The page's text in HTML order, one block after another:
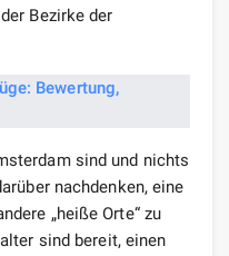
Bezirke der
sind und nichts
nachdenken, eine
„heiße Orte“ zu
sind bereit, einen